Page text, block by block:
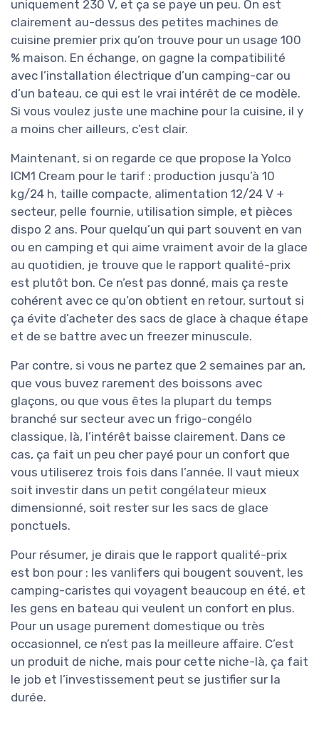
uniquement 230 V, et ça se paye un peu. On est
clairement au-dessus des petites machines de
cuisine premier prix qu’on trouve pour un usage 100
% maison. En échange, on gagne la compatibilité
avec l’installation électrique d’un camping-car ou
d’un bateau, ce qui est le vrai intérêt de ce modèle.
Si vous voulez juste une machine pour la cuisine, il y
a moins cher ailleurs, c’est clair.
Maintenant, si on regarde ce que propose la Yolco
ICM1 Cream pour le tarif : production jusqu’à 10
kg/24 h, taille compacte, alimentation 12/24 V +
secteur, pelle fournie, utilisation simple, et pièces
dispo 2 ans. Pour quelqu’un qui part souvent en van
ou en camping et qui aime vraiment avoir de la glace
au quotidien, je trouve que le rapport qualité-prix
est plutôt bon. Ce n’est pas donné, mais ça reste
cohérent avec ce qu’on obtient en retour, surtout si
ça évite d’acheter des sacs de glace à chaque étape
et de se battre avec un freezer minuscule.
Par contre, si vous ne partez que 2 semaines par an,
que vous buvez rarement des boissons avec
glaçons, ou que vous êtes la plupart du temps
branché sur secteur avec un frigo-congélo
classique, là, l’intérêt baisse clairement. Dans ce
cas, ça fait un peu cher payé pour un confort que
vous utiliserez trois fois dans l’année. Il vaut mieux
soit investir dans un petit congélateur mieux
dimensionné, soit rester sur les sacs de glace
ponctuels.
Pour résumer, je dirais que le rapport qualité-prix
est bon pour : les vanlifers qui bougent souvent, les
camping-caristes qui voyagent beaucoup en été, et
les gens en bateau qui veulent un confort en plus.
Pour un usage purement domestique ou très
occasionnel, ce n’est pas la meilleure affaire. C’est
un produit de niche, mais pour cette niche-là, ça fait
le job et l’investissement peut se justifier sur la
durée.